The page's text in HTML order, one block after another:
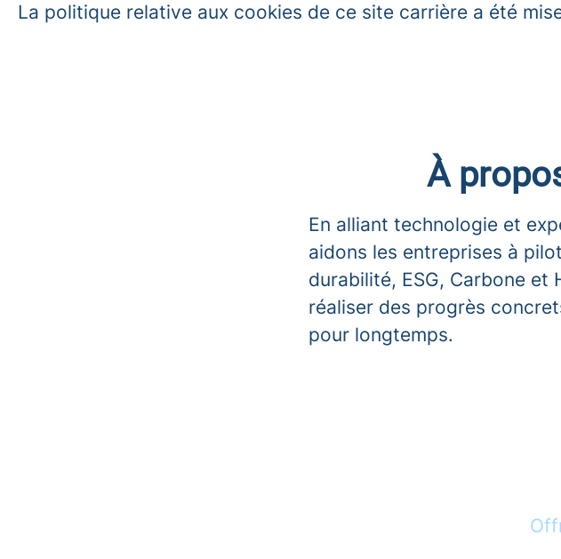
La politique relative aux cookies de ce site carrière a été
À
En alliant technologie et
aidons les entreprises à
durabilité, ESG, Carbone et
réaliser des progrès
pour longtemps.